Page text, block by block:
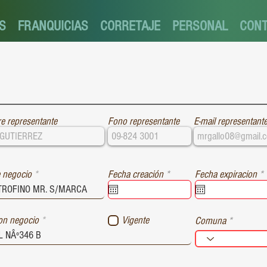
FRANQUICIAS CORRETAJE PERSONAL
representante Fono representante E-mail representante
negocio Fecha creación *r
e
d
Fecha expiracion *r
e
r
d
negocio Comuna
Vigente